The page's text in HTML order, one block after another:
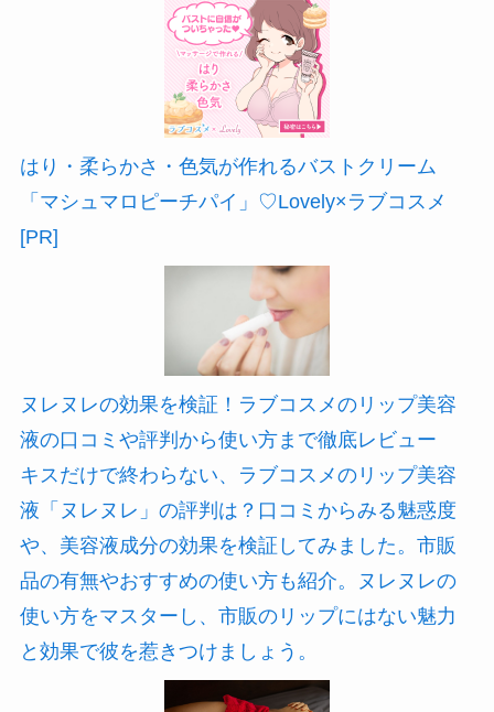
はり・柔らかさ・色気が作れるバストクリーム
「マシュマロピーチパイ」♡Lovely×ラブコスメ
[PR]
ヌレヌレの効果を検証！ラブコスメのリップ美容
液の口コミや評判から使い方まで徹底レビュー
キスだけで終わらない、ラブコスメのリップ美容
液「ヌレヌレ」の評判は？口コミからみる魅惑度
や、美容液成分の効果を検証してみました。市販
品の有無やおすすめの使い方も紹介。ヌレヌレの
使い方をマスターし、市販のリップにはない魅力
と効果で彼を惹きつけましょう。